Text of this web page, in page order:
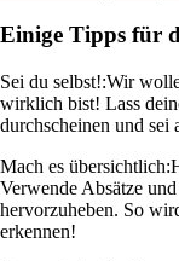
Einige Tipps für
Sei du selbst!:Wir
wirklich bist! Lass
durchscheinen und sei
Mach es übersichtlich:
Verwende Absätze
hervorzuheben. So
erkennen!